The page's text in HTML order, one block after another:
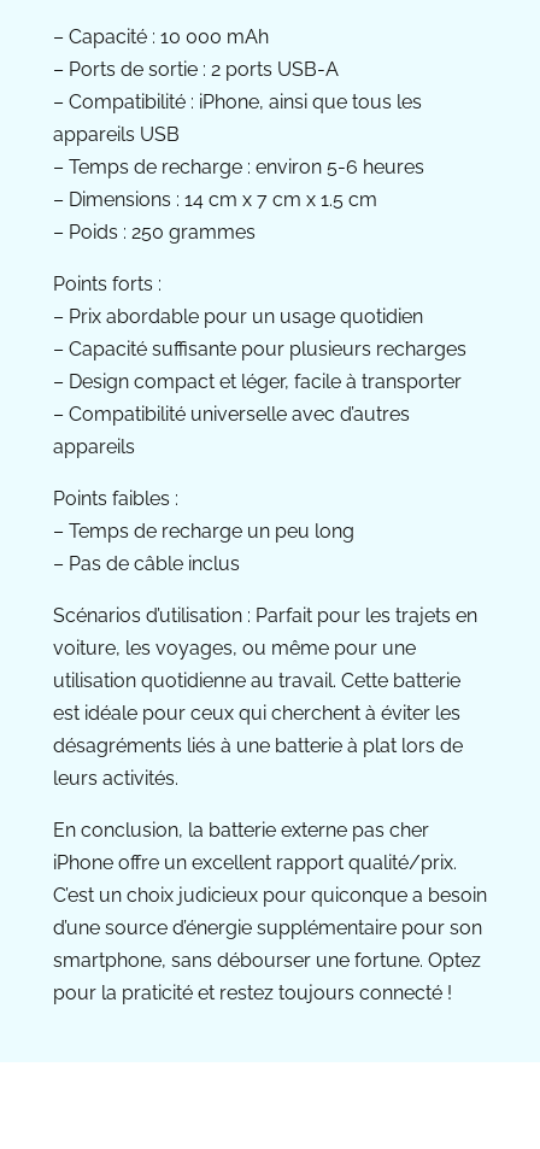
– Capacité : 10 000 mAh
– Ports de sortie : 2 ports USB-A
– Compatibilité : iPhone, ainsi que tous les
appareils USB
– Temps de recharge : environ 5-6 heures
– Dimensions : 14 cm x 7 cm x 1.5 cm
– Poids : 250 grammes
Points forts :
– Prix abordable pour un usage quotidien
– Capacité suffisante pour plusieurs recharges
– Design compact et léger, facile à transporter
– Compatibilité universelle avec d’autres
appareils
Points faibles :
– Temps de recharge un peu long
– Pas de câble inclus
Scénarios d’utilisation : Parfait pour les trajets en
voiture, les voyages, ou même pour une
utilisation quotidienne au travail. Cette batterie
est idéale pour ceux qui cherchent à éviter les
désagréments liés à une batterie à plat lors de
leurs activités.
En conclusion, la batterie externe pas cher
iPhone offre un excellent rapport qualité/prix.
C’est un choix judicieux pour quiconque a besoin
d’une source d’énergie supplémentaire pour son
smartphone, sans débourser une fortune. Optez
pour la praticité et restez toujours connecté !